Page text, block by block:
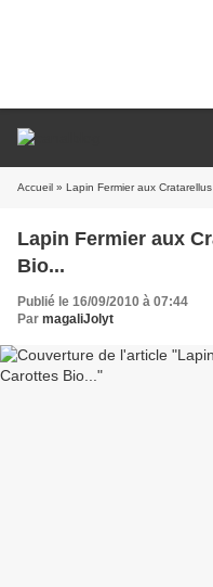
Accueil » Lapin Fermier aux
Lapin Fermier aux
Bio...
Publié le 16/09/2010 à 07:44
Par magaliJolyt